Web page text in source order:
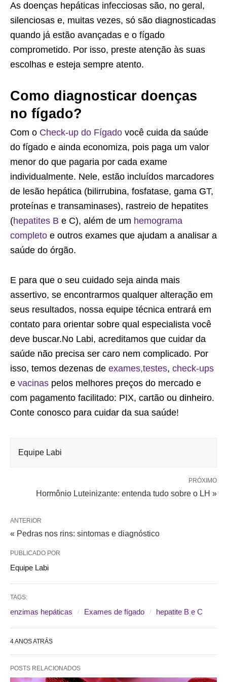
As doenças hepáticas infecciosas são, no geral,
silenciosas e, muitas vezes, só são diagnosticadas
quando já estão avançadas e o fígado
comprometido. Por isso, preste atenção às suas
escolhas e esteja sempre atento.
Como diagnosticar doenças
no fígado?
Com o Check-up do Fígado você cuida da saúde
do fígado e ainda economiza, pois paga um valor
menor do que pagaria por cada exame
individualmente. Nele, estão incluídos marcadores
de lesão hepática (bilirrubina, fosfatase, gama GT,
proteínas e transaminases), rastreio de hepatites
(hepatites B e C), além de um hemograma
completo e outros exames que ajudam a analisar a
saúde do órgão.
E para que o seu cuidado seja ainda mais
assertivo, se encontrarmos qualquer alteração em
seus resultados, nossa equipe técnica entrará em
contato para orientar sobre qual especialista você
deve buscar.No Labi, acreditamos que cuidar da
saúde não precisa ser caro nem complicado. Por
isso, temos dezenas de exames,testes, check-ups
e vacinas pelos melhores preços do mercado e
com pagamento facilitado: PIX, cartão ou dinheiro.
Conte conosco para cuidar da sua saúde!
Equipe Labi
PRÓXIMO
Hormônio Luteinizante: entenda tudo sobre o LH »
ANTERIOR
« Pedras nos rins: sintomas e diagnóstico
PUBLICADO POR
Equipe Labi
TAGS:
enzimas hepáticas Exames de fígado hepatite B e C
4 ANOS ATRÁS
POSTS RELACIONADOS